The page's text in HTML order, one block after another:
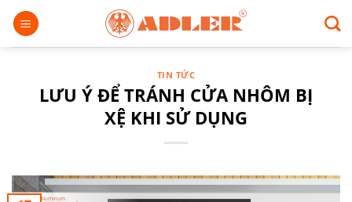
Chuyển
đến
nội
TIN TỨC
LƯU Ý ĐỂ TRÁNH CỬA NHÔM BỊ
XỆ KHI SỬ DỤNG